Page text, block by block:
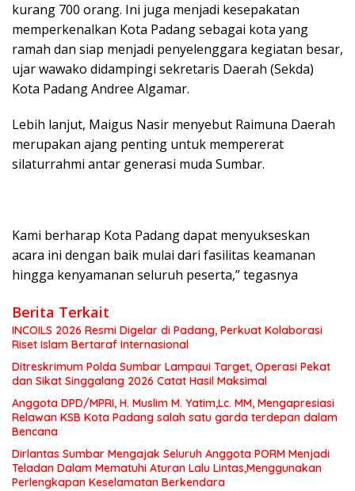
kurang 700 orang. Ini juga menjadi kesepakatan
memperkenalkan Kota Padang sebagai kota yang
ramah dan siap menjadi penyelenggara kegiatan besar,
ujar wawako didampingi sekretaris Daerah (Sekda)
Kota Padang Andree Algamar.
Lebih lanjut, Maigus Nasir menyebut Raimuna Daerah
merupakan ajang penting untuk mempererat
silaturrahmi antar generasi muda Sumbar.
Kami berharap Kota Padang dapat menyukseskan
acara ini dengan baik mulai dari fasilitas keamanan
hingga kenyamanan seluruh peserta,” tegasnya
Berita Terkait
INCOILS 2026 Resmi Digelar di Padang, Perkuat Kolaborasi
Riset Islam Bertaraf Internasional
Ditreskrimum Polda Sumbar Lampaui Target, Operasi Pekat
dan Sikat Singgalang 2026 Catat Hasil Maksimal
Anggota DPD/MPRI, H. Muslim M. Yatim,Lc. MM, Mengapresiasi
Relawan KSB Kota Padang salah satu garda terdepan dalam
Bencana
Dirlantas Sumbar Mengajak Seluruh Anggota PORM Menjadi
Teladan Dalam Mematuhi Aturan Lalu Lintas,Menggunakan
Perlengkapan Keselamatan Berkendara